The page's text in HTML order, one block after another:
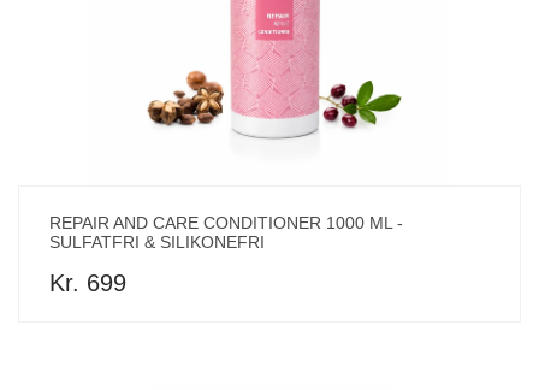
REPAIR AND CARE CONDITIONER 1000 ML -
SULFATFRI & SILIKONEFRI
Kr. 699